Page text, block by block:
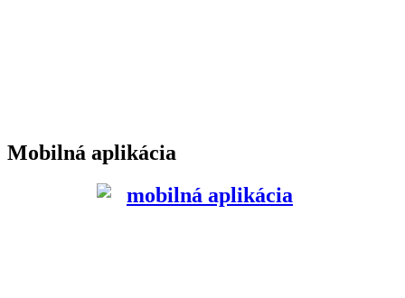
Mobilná aplikácia